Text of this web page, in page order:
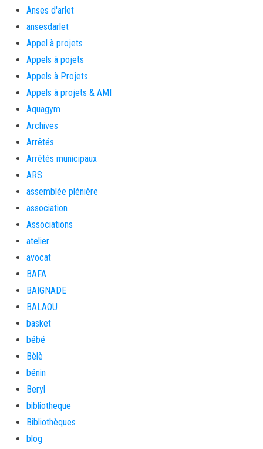
Anses d'arlet
ansesdarlet
Appel à projets
Appels à pojets
Appels à Projets
Appels à projets & AMI
Aquagym
Archives
Arrêtés
Arrêtés municipaux
ARS
assemblée plénière
association
Associations
atelier
avocat
BAFA
BAIGNADE
BALAOU
basket
bébé
Bèlè
bénin
Beryl
bibliotheque
Bibliothèques
blog